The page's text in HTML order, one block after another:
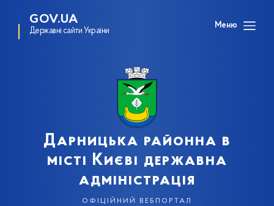
GOV.UA
Державні сайти України
Меню
Дарницька районна в
місті Києві державна
адміністрація
офіційний вебпортал